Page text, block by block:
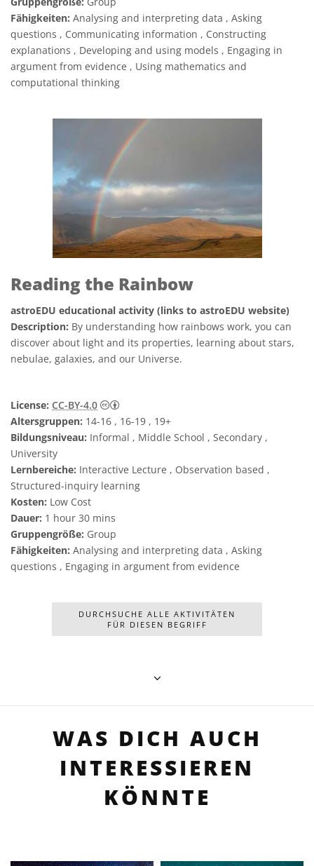
Fähigkeiten: Analysing and interpreting data , Asking
questions , Communicating information , Constructing
explanations , Developing and using models , Engaging in
argument from evidence , Using mathematics and
computational thinking
Reading the Rainbow
astroEDU educational activity (links to astroEDU website)
Description: By understanding how rainbows work, you can
discover about light and its properties, learning about stars,
nebulae, galaxies, and our Universe.
License: CC-BY-4.0
Creative Commons Namensnennung 4.0
Altersgruppen: 14-16 , 16-19 , 19+
Bildungsniveau: Informal , Middle School , Secondary ,
University
Lernbereiche: Interactive Lecture , Observation based ,
Structured-inquiry learning
Kosten: Low Cost
Dauer: 1 hour 30 mins
Gruppengröße: Group
Fähigkeiten: Analysing and interpreting data , Asking
questions , Engaging in argument from evidence
DURCHSUCHE ALLE AKTIVITÄTEN
FÜR DIESEN BEGRIFF
WAS DICH AUCH
INTERESSIEREN
KÖNNTE